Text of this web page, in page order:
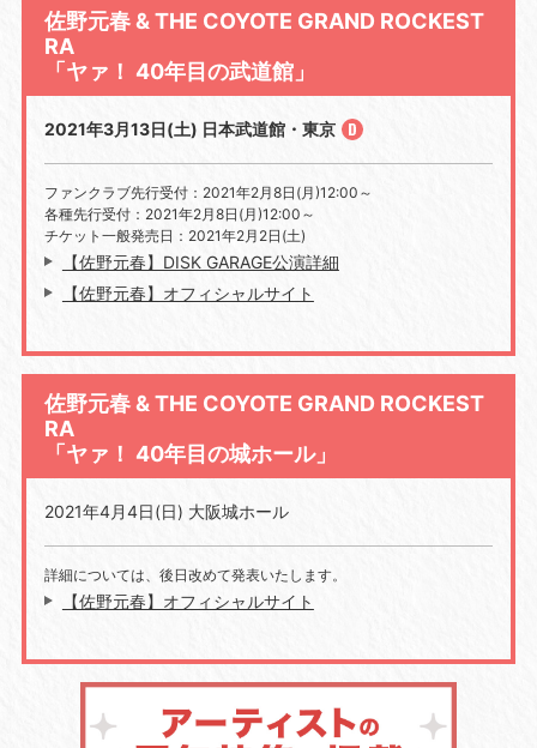
佐野元春 & THE COYOTE GRAND ROCKEST
RA
「ヤァ！ 40年目の武道館」
2021年3月13日(土) 日本武道館・東京
ファンクラブ先行受付：2021年2月8日(月)12:00～
各種先行受付：2021年2月8日(月)12:00～
チケット一般発売日：2021年2月2日(土)
【佐野元春】DISK GARAGE公演詳細
【佐野元春】オフィシャルサイト
佐野元春 & THE COYOTE GRAND ROCKEST
RA
「ヤァ！ 40年目の城ホール」
2021年4月4日(日) 大阪城ホール
詳細については、後日改めて発表いたします。
【佐野元春】オフィシャルサイト